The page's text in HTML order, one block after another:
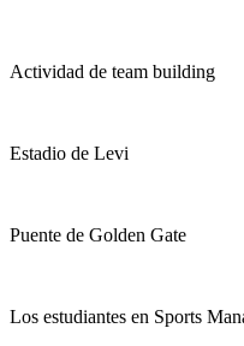
Actividad de team building
Estadio de Levi
Puente de Golden Gate
Los estudiantes en Sports